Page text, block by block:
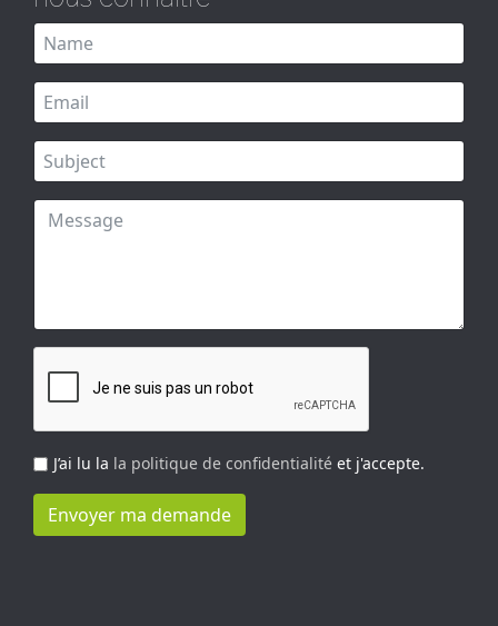
J’ai lu la la politique de confidentialité et j'accepte.
Envoyer ma demande